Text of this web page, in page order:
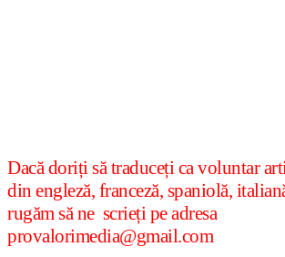
Dacă doriți să traduceți ca voluntar
din engleză, franceză, spaniolă,
rugăm să ne scrieți pe adresa
provalorimedia@gmail.com